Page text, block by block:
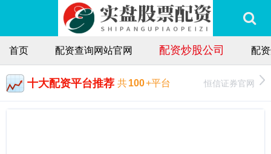
首页 配资查询网站官网 配资炒股公司 配
十大配资平台推荐 共100+平台 恒信证券官网